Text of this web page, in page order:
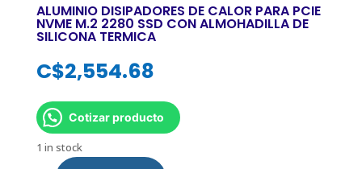
ALUMINIO DISIPADORES DE CALOR PARA PCIE
NVME M.2 2280 SSD CON ALMOHADILLA DE
SILICONA TERMICA
C$2,554.68
Cotizar producto
1 in stock